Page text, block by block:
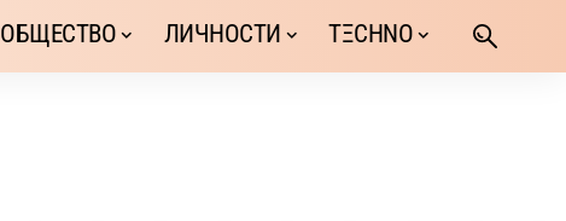
ОБЩЕСТВО ЛИЧНОСТИ TΞCHNO